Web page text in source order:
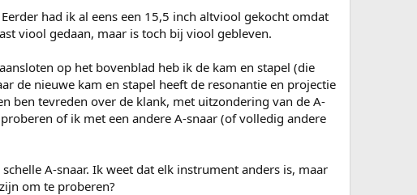
had ik al eens een 15,5 inch altviool gekocht omdat
viool gedaan, maar is toch bij viool gebleven.
op het bovenblad heb ik de kam en stapel (die
de nieuwe kam en stapel heeft de resonantie en projectie
ben tevreden over de klank, met uitzondering van de A-
of ik met een andere A-snaar (of volledig andere
A-snaar. Ik weet dat elk instrument anders is, maar
om te proberen?